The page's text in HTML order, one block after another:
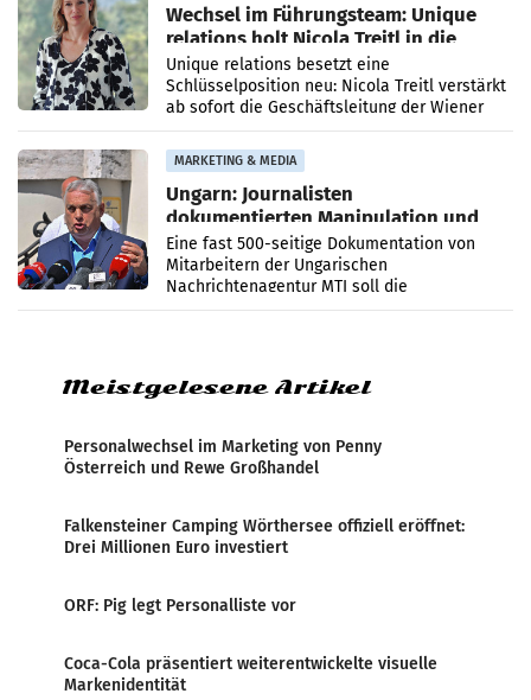
Wechsel im Führungsteam: Unique
relations holt Nicola Treitl in die
Geschäftsleitung
Unique relations besetzt eine
Schlüsselposition neu: Nicola Treitl verstärkt
ab sofort die Geschäftsleitung der Wiener
PR-Agentur an der Seite von Josef Kalina und
Anna Kalina-Mahr.
MARKETING & MEDIA
Ungarn: Journalisten
dokumentierten Manipulation und
Zensur
Eine fast 500-seitige Dokumentation von
Mitarbeitern der Ungarischen
Nachrichtenagentur MTI soll die
systematische Nachrichten-Manipulation und
Meistgelesene Artikel
Personalwechsel im Marketing von Penny
Österreich und Rewe Großhandel
Falkensteiner Camping Wörthersee offiziell eröffnet:
Drei Millionen Euro investiert
ORF: Pig legt Personalliste vor
Coca-Cola präsentiert weiterentwickelte visuelle
Markenidentität